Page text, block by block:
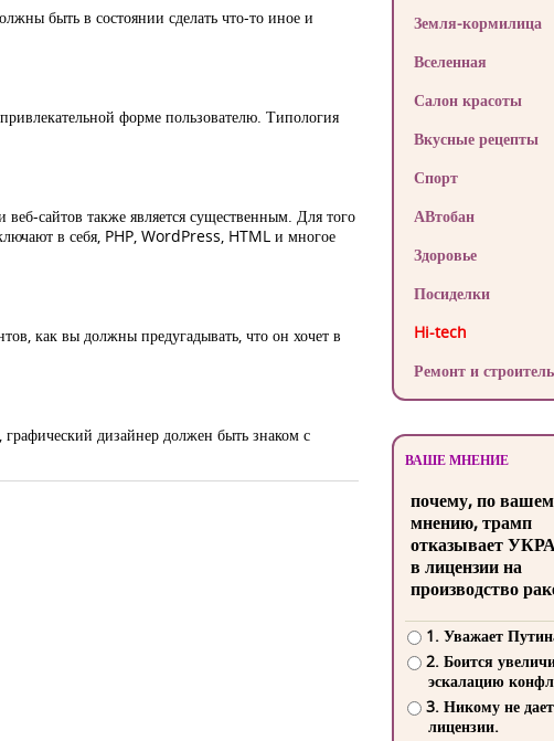
быть в состоянии сделать что-то иное и
форме пользователю. Типология
сайтов также является существенным. Для того
в себя, PHP, WordPress, HTML и многое
как вы должны предугадывать, что он хочет в
графический дизайнер должен быть знаком с
Земля-кормилица
Вселенная
Салон красоты
Вкусные рецепты
Спорт
АВтобан
Здоровье
Посиделки
Hi-tech
Ремонт и
ВАШЕ МНЕНИЕ
почему, по
мнению, трамп
отказывает
в лицензии на
производство
1. Уважает
2. Боится
эскалацию
3. Никому не
лицензии.